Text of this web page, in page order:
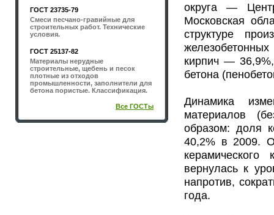
ГОСТ 23735-79
Смеси песчано-гравийные для
строительных работ. Технические
условия.
ГОСТ 25137-82
Материалы нерудные
строительные, щебень и песок
плотные из отходов
промышленности, заполнители для
бетона пористые. Классификация.
Все ГОСТы
округа —
Московская
структуре
кирпич —
бетона
Динамика
материалов
образом: доля
40,2% в 2009.
вернулась к
напротив,
года.